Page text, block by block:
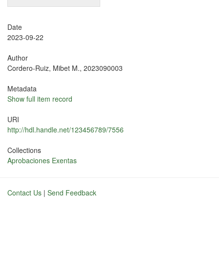
Date
2023-09-22
Author
Cordero-Ruiz, Mibet M., 2023090003
Metadata
Show full item record
URI
http://hdl.handle.net/123456789/7556
Collections
Aprobaciones Exentas
Contact Us | Send Feedback